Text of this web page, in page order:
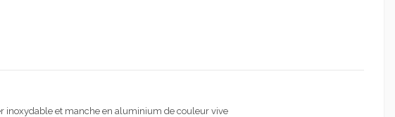
inoxydable et manche en aluminium de couleur vive